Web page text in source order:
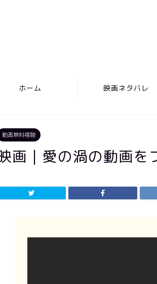
ホーム 映画ネタバレ
動画無料視聴
画｜愛の渦の動画を